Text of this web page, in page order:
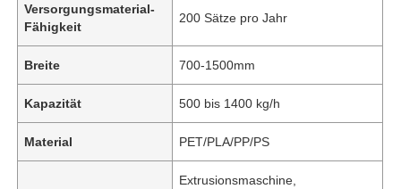
Versorgungsmaterial-
Fähigkeit
200 Sätze pro Jahr
Breite 700-1500mm
Kapazität 500 bis 1400 kg/h
Material PET/PLA/PP/PS
Extrusionsmaschine,